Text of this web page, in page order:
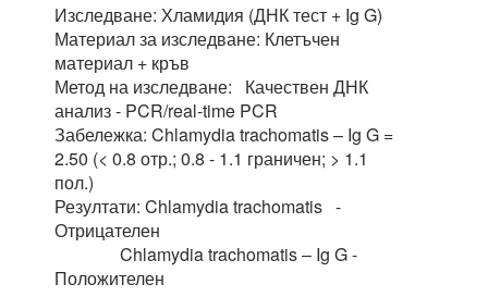
Изследване: Хламидия (ДНК тест + Ig G)
Материал за изследване: Клетъчен
материал + кръв
Метод на изследване: Качествен ДНК
анализ - PCR/real-time PCR
Забележка: Chlamydia trachomatis – Ig G =
2.50 (< 0.8 отр.; 0.8 - 1.1 граничен; > 1.1
пол.)
Резултати: Chlamydia trachomatis -
Отрицателен
Chlamydia trachomatis – Ig G -
Положителен